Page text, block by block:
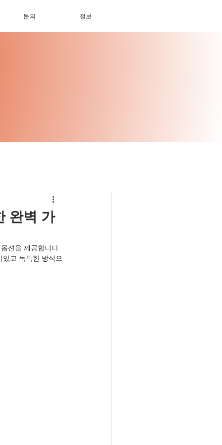
문의 정보
완벽 가
션을 제공합니다.
고 독특한 방식으